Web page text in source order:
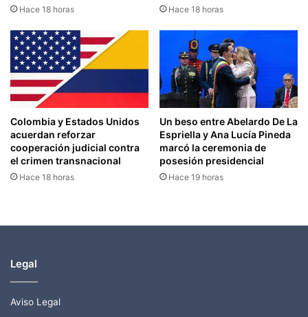
Hace 18 horas Hace 18 horas
Colombia y Estados Unidos
acuerdan reforzar
cooperación judicial contra
el crimen transnacional
Hace 18 horas
Un beso entre Abelardo De La
Espriella y Ana Lucía Pineda
marcó la ceremonia de
posesión presidencial
Hace 19 horas
Legal
Aviso Legal